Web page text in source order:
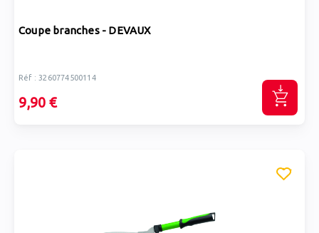
Coupe branches - DEVAUX
Réf : 3260774500114
9,90 €